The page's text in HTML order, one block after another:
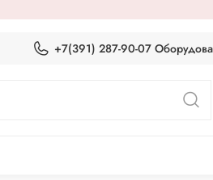
+7(391) 287-90-07